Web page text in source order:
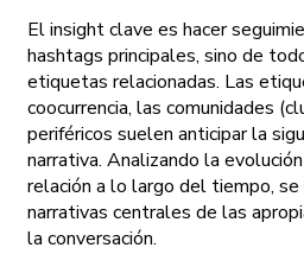
El insight clave es hacer
hashtags principales, sino de
etiquetas relacionadas. Las
coocurrencia, las comunidades
periféricos suelen anticipar la
narrativa. Analizando la
relación a lo largo del tiempo,
narrativas centrales de las
la conversación.